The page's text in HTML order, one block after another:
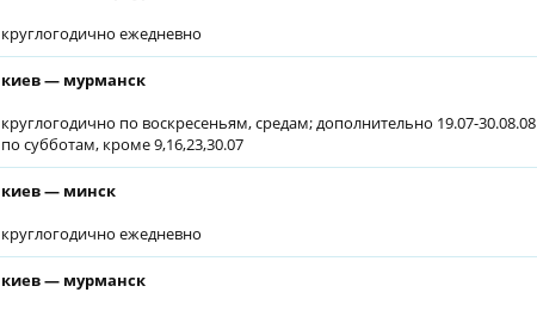
круглогодично ежедневно
киев — мурманск
круглогодично по воскресеньям, средам; дополнительно 19.07-30.08.08
по субботам, кроме 9,16,23,30.07
киев — минск
круглогодично ежедневно
киев — мурманск